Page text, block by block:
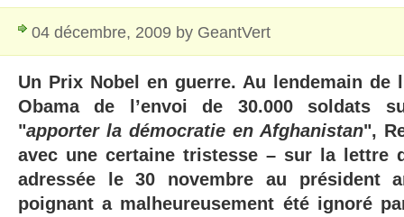
04 décembre, 2009 by GeantVert
Un Prix Nobel en guerre. Au lendemain de
Obama de l’envoi de 30.000 soldats
"apporter la démocratie en Afghanistan",
avec une certaine tristesse – sur la lettre
adressée le 30 novembre au président
poignant a malheureusement été ignoré